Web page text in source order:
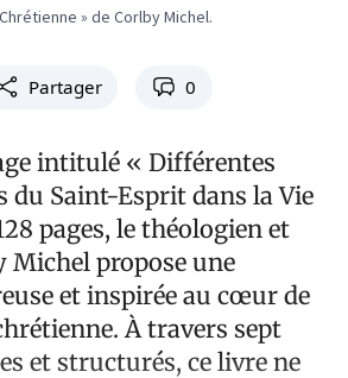
» de Corlby Michel.
Partager 0
intitulé « Différentes
du Saint-Esprit dans la Vie
pages, le théologien et
Michel propose une
et inspirée au cœur de
À travers sept
et structurés, ce livre ne